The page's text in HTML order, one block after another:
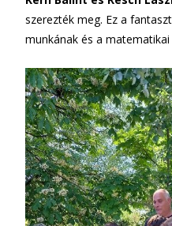
szerezték meg. Ez a
munkának és a